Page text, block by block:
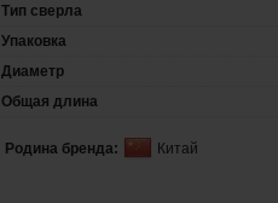
Тип сверла
Упаковка
Диаметр
Общая длина
Родина бренда: Китай